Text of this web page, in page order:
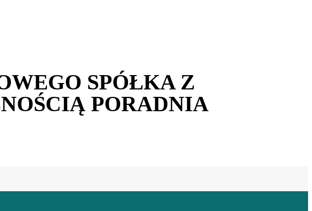
SPÓŁKA Z
PORADNIA